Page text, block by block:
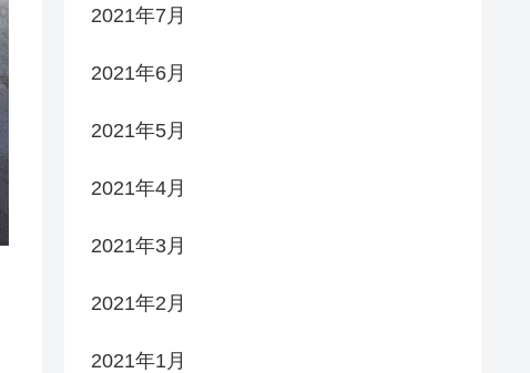
2021年7月
2021年6月
2021年5月
2021年4月
2021年3月
2021年2月
2021年1月